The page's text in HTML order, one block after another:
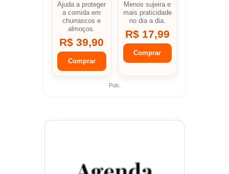
Ajuda a proteger
a comida em
churrascos e
almoços.
R$ 39,90
Comprar
Menos sujeira e
mais praticidade
no dia a dia.
R$ 17,99
Comprar
Pub.